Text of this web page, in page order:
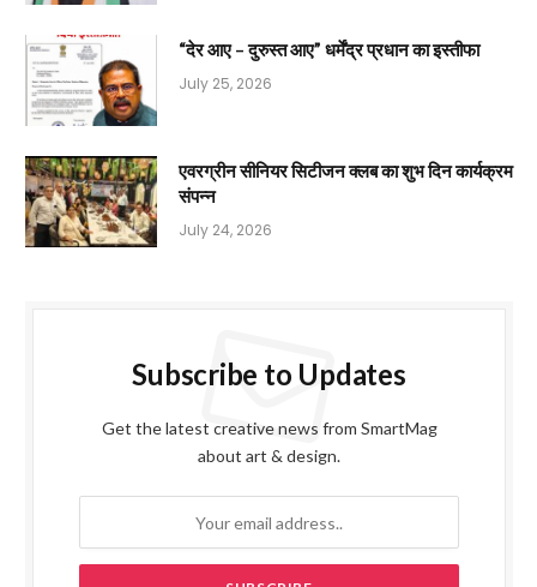
“देर आए – दुरुस्त आए” धर्मेंद्र प्रधान का इस्तीफा
July 25, 2026
एवरग्रीन सीनियर सिटीजन क्लब का शुभ दिन कार्यक्रम
संपन्न
July 24, 2026
Subscribe to Updates
Get the latest creative news from SmartMag
about art & design.